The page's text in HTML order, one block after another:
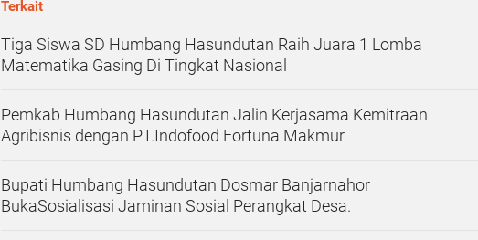
Terkait
Tiga Siswa SD Humbang Hasundutan Raih Juara 1 Lomba
Matematika Gasing Di Tingkat Nasional
Pemkab Humbang Hasundutan Jalin Kerjasama Kemitraan
Agribisnis dengan PT.Indofood Fortuna Makmur
Bupati Humbang Hasundutan Dosmar Banjarnahor
BukaSosialisasi Jaminan Sosial Perangkat Desa.